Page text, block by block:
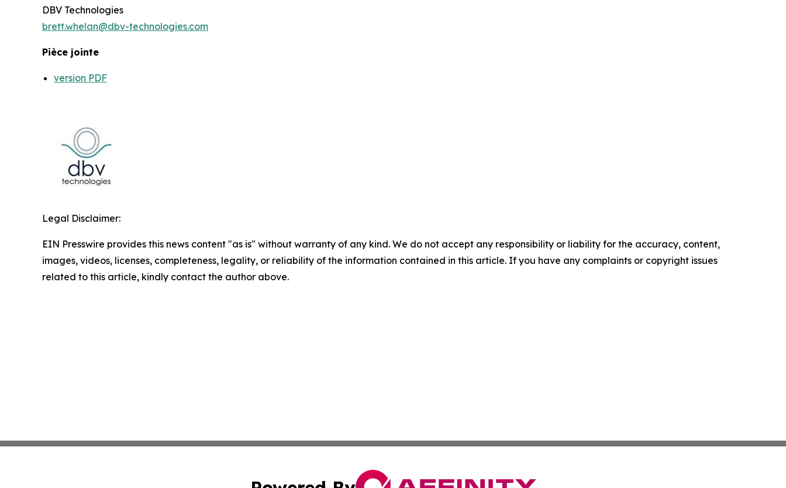
DBV Technologies
brett.whelan@dbv-technologies.com
Pièce jointe
version PDF
Legal Disclaimer:
EIN Presswire provides this news content "as is" without warranty of any kind. We do not accept any responsibility or liability for the accuracy, content,
images, videos, licenses, completeness, legality, or reliability of the information contained in this article. If you have any complaints or copyright issues
related to this article, kindly contact the author above.